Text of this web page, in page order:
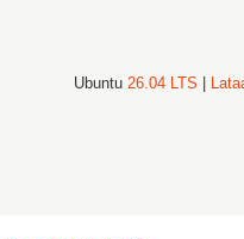
Ubuntu26.04 LTS